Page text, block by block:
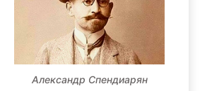
Александр Спендиарян